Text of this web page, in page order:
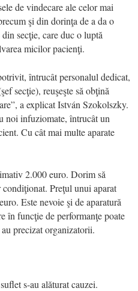
de vindecare ale celor mai
şi din dorinţa de a da o
secţie, care duc o luptă
micilor pacienţi.
întrucât personalul dedicat,
secţie), reuşeşte să obţină
a explicat István Szokolszky.
noi infuziomate, întrucât un
Cu cât mai multe aparate
2.000 euro. Dorim să
Preţul unui aparat
Este nevoie şi de aparatură
în funcţie de performanţe poate
precizat organizatorii.
s-au alăturat cauzei.